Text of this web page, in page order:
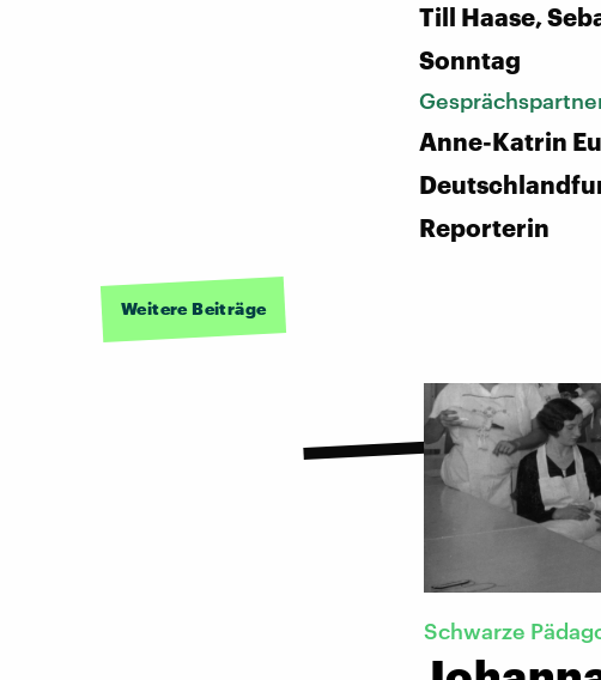
Till Haase,
Sonntag
Anne-Katrin
Reporterin
Weitere Beiträge
Schwarze